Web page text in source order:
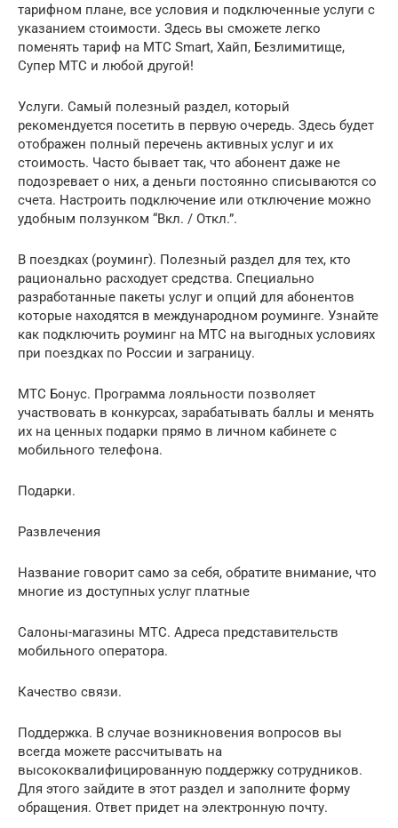
тарифном плане, все условия и подключенные услуги с
указанием стоимости. Здесь вы сможете легко
поменять тариф на МТС Smart, Хайп, Безлимитище,
Супер МТС и любой другой!
Услуги. Самый полезный раздел, который
рекомендуется посетить в первую очередь. Здесь будет
отображен полный перечень активных услуг и их
стоимость. Часто бывает так, что абонент даже не
подозревает о них, а деньги постоянно списываются со
счета. Настроить подключение или отключение можно
удобным ползунком “Вкл. / Откл.”.
В поездках (роуминг). Полезный раздел для тех, кто
рационально расходует средства. Специально
разработанные пакеты услуг и опций для абонентов
которые находятся в международном роуминге. Узнайте
как подключить роуминг на МТС на выгодных условиях
при поездках по России и заграницу.
МТС Бонус. Программа лояльности позволяет
участвовать в конкурсах, зарабатывать баллы и менять
их на ценных подарки прямо в личном кабинете с
мобильного телефона.
Подарки.
Развлечения
Название говорит само за себя, обратите внимание, что
многие из доступных услуг платные
Салоны-магазины МТС. Адреса представительств
мобильного оператора.
Качество связи.
Поддержка. В случае возникновения вопросов вы
всегда можете рассчитывать на
высококвалифицированную поддержку сотрудников.
Для этого зайдите в этот раздел и заполните форму
обращения. Ответ придет на электронную почту.